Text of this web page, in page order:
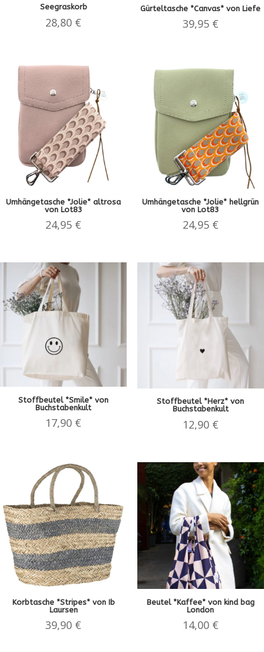
Seegraskorb
28,80 €
Gürteltasche *Canvas* von Liefe
39,95 €
Umhängetasche *Jolie* altrosa
von Lot83
24,95 €
Umhängetasche *Jolie* hellgrün
von Lot83
24,95 €
Stoffbeutel *Smile* von
Buchstabenkult
17,90 €
Stoffbeutel *Herz* von
Buchstabenkult
12,90 €
Korbtasche *Stripes* von Ib
Laursen
39,90 €
Beutel *Kaffee* von kind bag
London
14,00 €